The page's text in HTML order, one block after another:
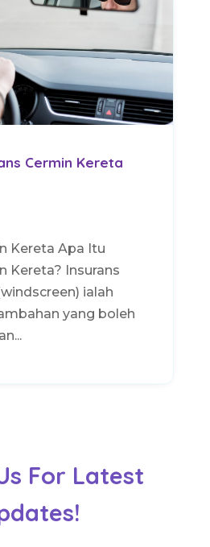
Cermin Kereta
Kereta Apa Itu
Kereta? Insurans
ialah
yang boleh
For Latest